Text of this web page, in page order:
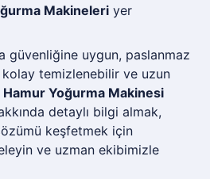
Makineleri yer
güvenliğine uygun, paslanmaz
temizlenebilir ve uzun
Hamur Yoğurma Makinesi
detaylı bilgi almak,
keşfetmek için
ve uzman ekibimizle